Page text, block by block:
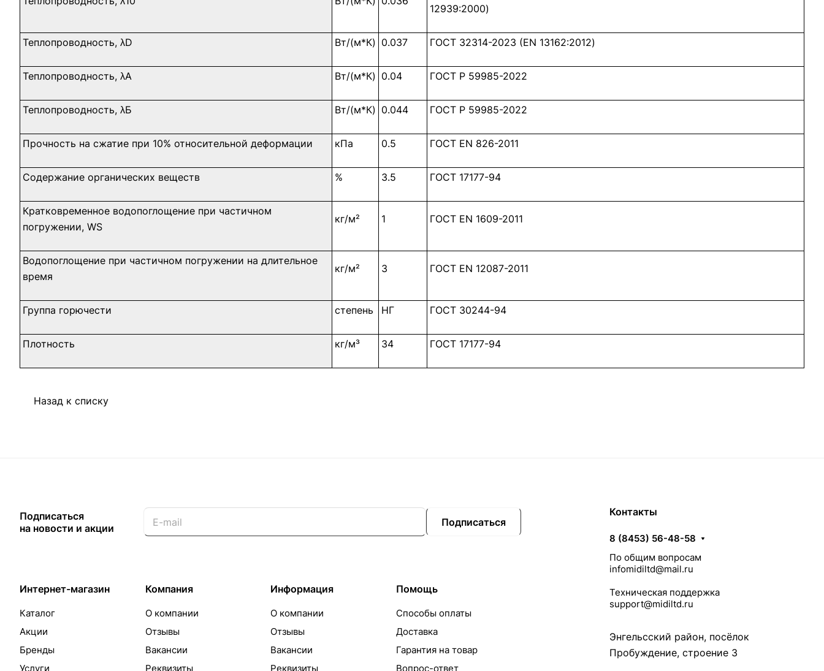
12939:2000)
Теплопроводность, λD Вт/(м*К) 0.037 ГОСТ 32314-2023 (EN 13162:2012)
Теплопроводность, λА Вт/(м*К) 0.04 ГОСТ Р 59985-2022
Теплопроводность, λБ Вт/(м*К) 0.044 ГОСТ Р 59985-2022
Прочность на сжатие при 10% относительной деформации кПа 0.5 ГОСТ EN 826-2011
Содержание органических веществ % 3.5 ГОСТ 17177-94
Кратковременное водопоглощение при частичном
погружении, WS
кг/м² 1 ГОСТ EN 1609-2011
Водопоглощение при частичном погружении на длительное
время
кг/м² 3 ГОСТ EN 12087-2011
Группа горючести степень НГ ГОСТ 30244-94
Плотность кг/м³ 34 ГОСТ 17177-94
Назад к списку
Подписаться
на новости и акции
Подписаться
Интернет-магазин
Каталог
Акции
Бренды
Услуги
Компания
О компании
Отзывы
Вакансии
Реквизиты
Информация
О компании
Отзывы
Вакансии
Реквизиты
Помощь
Способы оплаты
Доставка
Гарантия на товар
Вопрос-ответ
Контакты
8 (8453) 56-48-58
По общим вопросам
infomidiltd@mail.ru
Техническая поддержка
support@midiltd.ru
Энгельсский район, посёлок
Пробуждение, строение 3